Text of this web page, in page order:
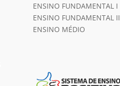
ENSINO FUNDAMENTAL I
ENSINO FUNDAMENTAL II
ENSINO MÉDIO